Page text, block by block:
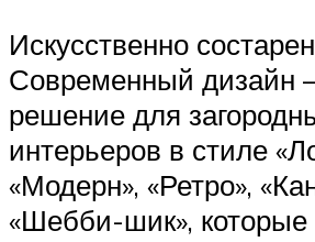
Искусственно
Современный дизайн
решение для
интерьеров в стиле
«Модерн», «Ретро»,
«Шебби-шик», которые